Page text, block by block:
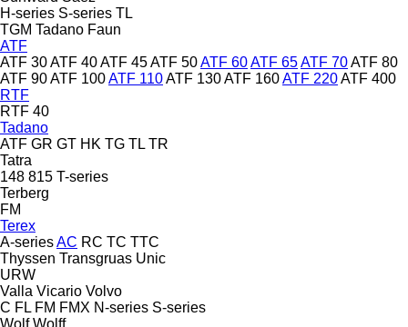
H-series S-series TL
TGM Tadano Faun
ATF
ATF 30ATF 40ATF 45ATF 50ATF 60ATF 65ATF 70ATF 80
ATF 90ATF 100ATF 110ATF 130ATF 160ATF 220ATF 400
RTF
RTF 40
Tadano
ATF GR GT HK TG TL TR
Tatra
148 815 T-series
Terberg
FM
Terex
A-seriesAC RC TC TTC
Thyssen Transgruas Unic
URW
Valla Vicario Volvo
C FL FM FMX N-series S-series
Wolf Wolff